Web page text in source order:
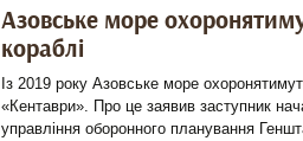
Азовське море
кораблі
Із 2019 року Азовське море
«Кентаври». Про це заявив заступник
управління оборонного планування